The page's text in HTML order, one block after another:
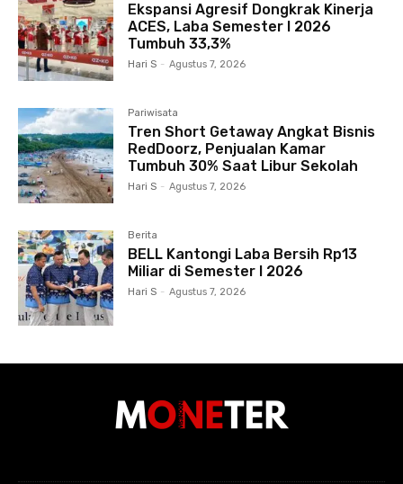
Ekspansi Agresif Dongkrak Kinerja
ACES, Laba Semester I 2026
Tumbuh 33,3%
Hari S - Agustus 7, 2026
Pariwisata
Tren Short Getaway Angkat Bisnis
RedDoorz, Penjualan Kamar
Tumbuh 30% Saat Libur Sekolah
Hari S - Agustus 7, 2026
Berita
BELL Kantongi Laba Bersih Rp13
Miliar di Semester I 2026
Hari S - Agustus 7, 2026